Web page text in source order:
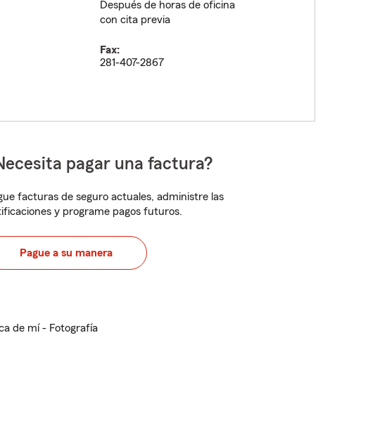
Después de horas de oficina
con cita previa
Fax:
281-407-2867
pagar una factura?
facturas de seguro actuales, administre las
y programe pagos futuros.
Pague a su manera